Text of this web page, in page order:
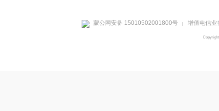
蒙公网安备 15010502001800号 | 增值电信业